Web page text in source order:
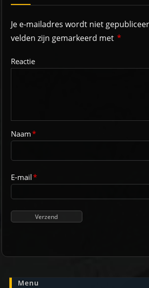
Je e-mailadres wordt niet
velden zijn gemarkeerd met *
Reactie
Naam*
E-mail*
Menu